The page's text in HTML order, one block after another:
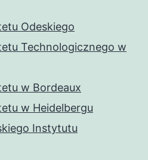
Odeskiego
Technologicznego w
w Bordeaux
w Heidelbergu
Instytutu